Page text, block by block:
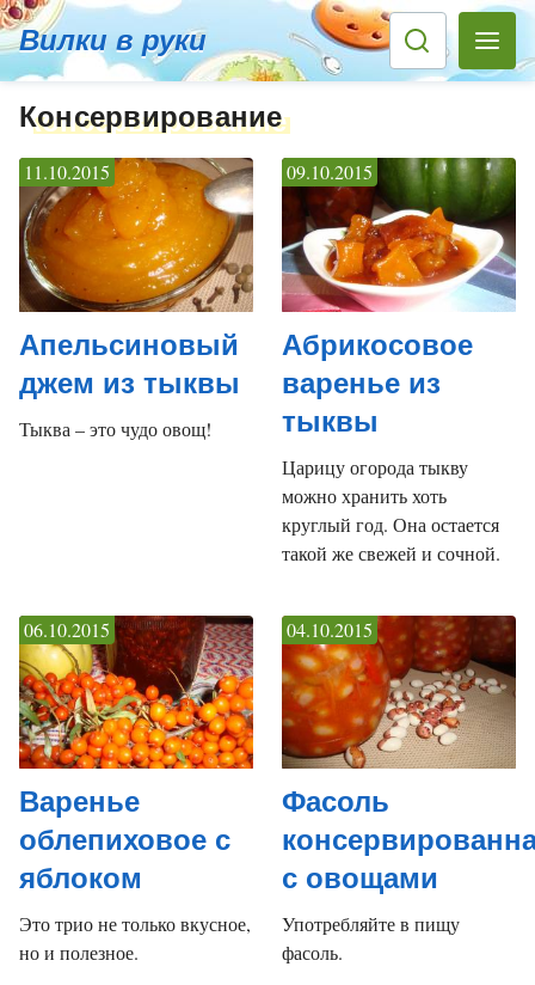
Вилки в руки
Консервирование
Апельсиновый
джем из тыквы
11.10.2015
Тыква – это чудо овощ!
Абрикосовое
варенье из
тыквы
09.10.2015
Царицу огорода тыкву
можно хранить хоть
круглый год. Она остается
такой же свежей и сочной.
Варенье
облепиховое с
яблоком
06.10.2015
Это трио не только вкусное,
но и полезное.
Фасоль
с овощами
04.10.2015
Употребляйте в пищу
фасоль.